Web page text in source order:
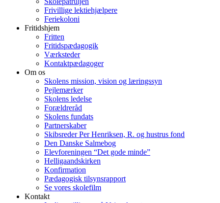
Frivillige lektiehjælpere
Feriekoloni
Fritidshjem
Fritten
Fritidspædagogik
Værksteder
Kontaktpædagoger
Om os
Skolens mission, vision og læringssyn
Pejlemærker
Skolens ledelse
Forældreråd
Skolens fundats
Partnerskaber
Skibsreder Per Henriksen, R. og hustrus fond
Den Danske Salmebog
Elevforeningen “Det gode minde”
Helligaandskirken
Konfirmation
Pædagogisk tilsynsrapport
Se vores skolefilm
Kontakt